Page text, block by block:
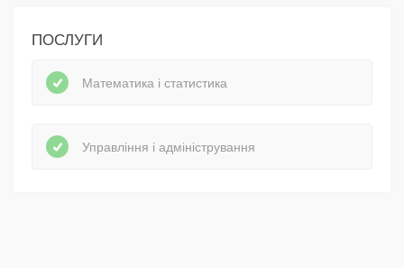
ПОСЛУГИ
Математика і статистика
Управління і адміністрування